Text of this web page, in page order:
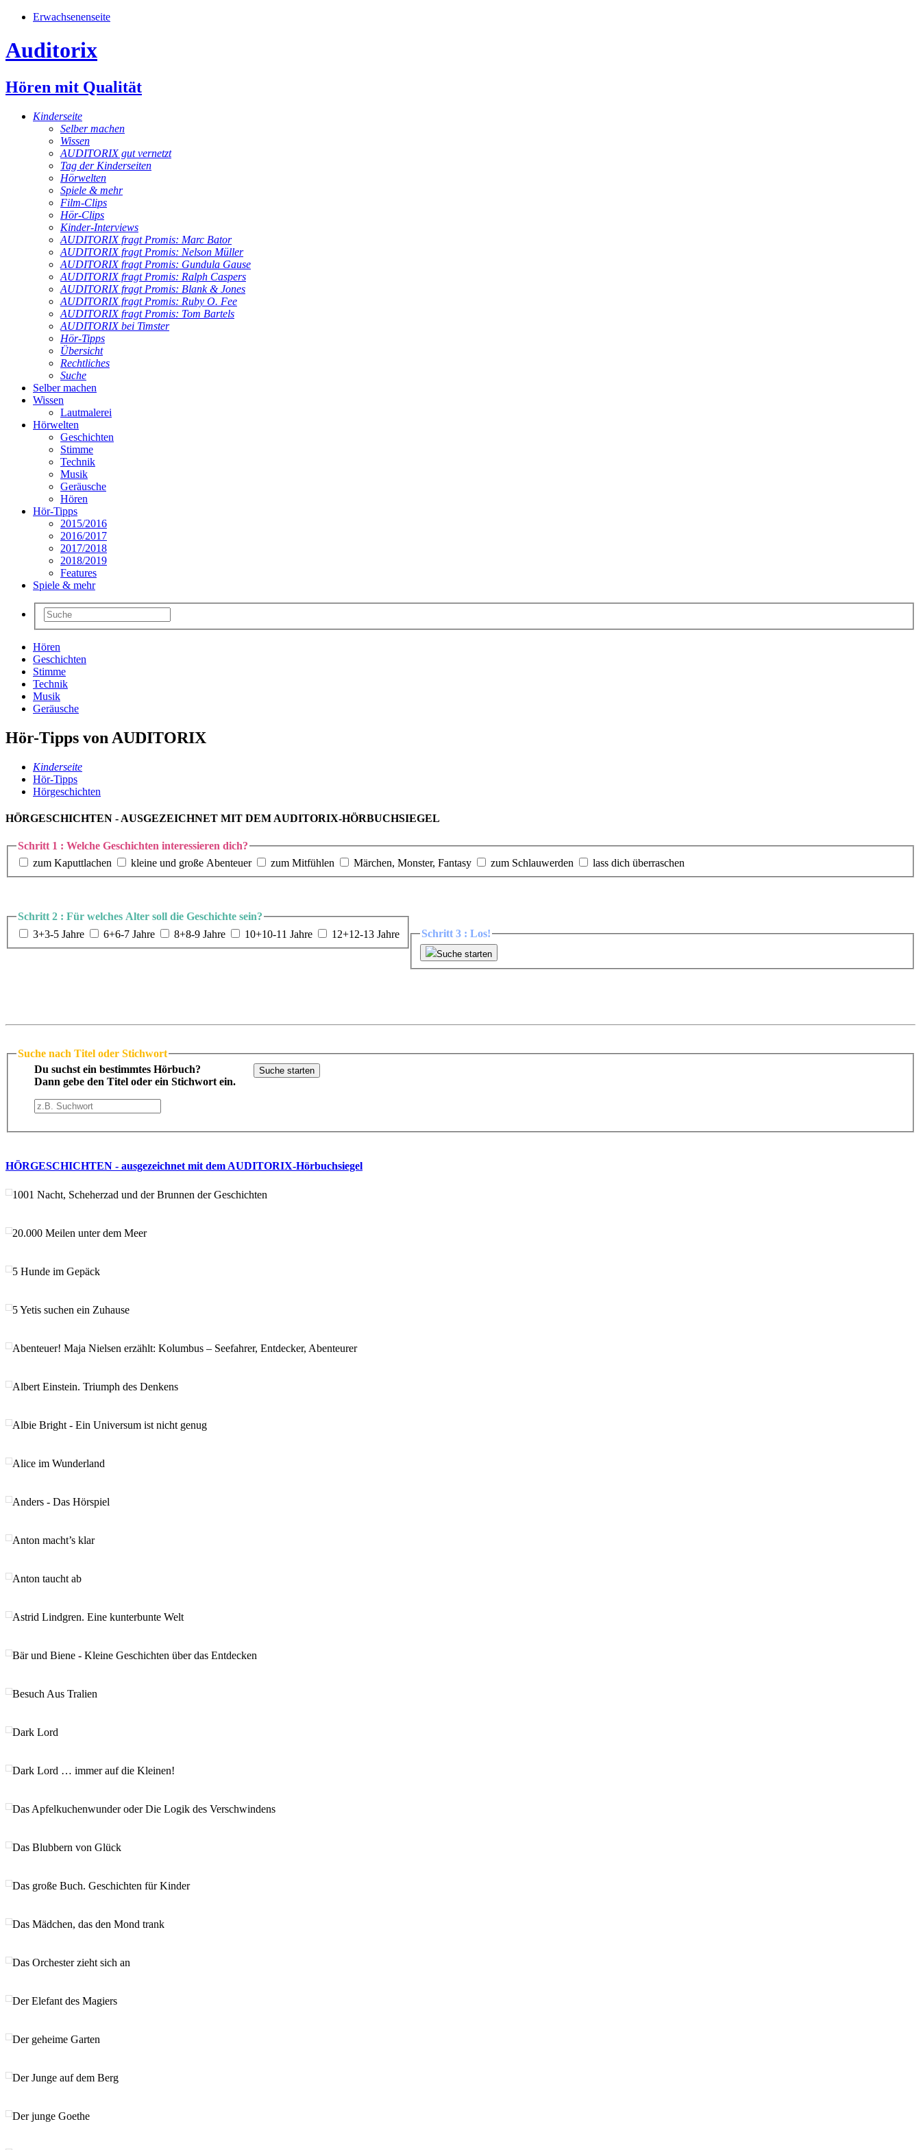
Erwachsenenseite
Auditorix
Hören mit Qualität
Kinderseite
Selber machen
Wissen
AUDITORIX gut vernetzt
Tag der Kinderseiten
Hörwelten
Spiele & mehr
Film-Clips
Hör-Clips
Kinder-Interviews
AUDITORIX fragt Promis: Marc Bator
AUDITORIX fragt Promis: Nelson Müller
AUDITORIX fragt Promis: Gundula Gause
AUDITORIX fragt Promis: Ralph Caspers
AUDITORIX fragt Promis: Blank & Jones
AUDITORIX fragt Promis: Ruby O. Fee
AUDITORIX fragt Promis: Tom Bartels
AUDITORIX bei Timster
Hör-Tipps
Übersicht
Rechtliches
Suche
Selber machen
Wissen
Lautmalerei
Hörwelten
Geschichten
Stimme
Technik
Musik
Geräusche
Hören
Hör-Tipps
2015/2016
2016/2017
2017/2018
2018/2019
Features
Spiele & mehr
Hören
Geschichten
Stimme
Technik
Musik
Geräusche
Hör-Tipps von AUDITORIX
Kinderseite
Hör-Tipps
Hörgeschichten
HÖRGESCHICHTEN - AUSGEZEICHNET MIT DEM AUDITORIX-HÖRBUCHSIEGEL
Schritt 1 : Welche Geschichten interessieren dich?
zum Kaputtlachen
kleine und große Abenteuer zum Mitfühlen Märchen, Monster, Fantasy zum Schlauwerden lass dich überraschen
Schritt 2 : Für welches Alter soll die Geschichte sein?
3+3-5 Jahre 6+6-7 Jahre 8+8-9 Jahre 10+10-11 Jahre 12+12-13 Jahre Schritt 3 : Los!
Suche starten
Suche nach Titel oder Stichwort
Du suchst ein bestimmtes Hörbuch?
Dann gebe den Titel oder ein Stichwort ein.
Suche starten
HÖRGESCHICHTEN - ausgezeichnet mit dem AUDITORIX-Hörbuchsiegel
1001 Nacht, Scheherzad und der Brunnen der Geschichten
20.000 Meilen unter dem Meer
5 Hunde im Gepäck
5 Yetis suchen ein Zuhause
Abenteuer! Maja Nielsen erzählt: Kolumbus – Seefahrer, Entdecker, Abenteurer
Albert Einstein. Triumph des Denkens
Albie Bright - Ein Universum ist nicht genug
Alice im Wunderland
Anders - Das Hörspiel
Anton macht’s klar
Anton taucht ab
Astrid Lindgren. Eine kunterbunte Welt
Bär und Biene - Kleine Geschichten über das Entdecken
Besuch Aus Tralien
Dark Lord
Dark Lord … immer auf die Kleinen!
Das Apfelkuchenwunder oder Die Logik des Verschwindens
Das Blubbern von Glück
Das große Buch. Geschichten für Kinder
Das Mädchen, das den Mond trank
Das Orchester zieht sich an
Der Elefant des Magiers
Der geheime Garten
Der Junge auf dem Berg
Der junge Goethe